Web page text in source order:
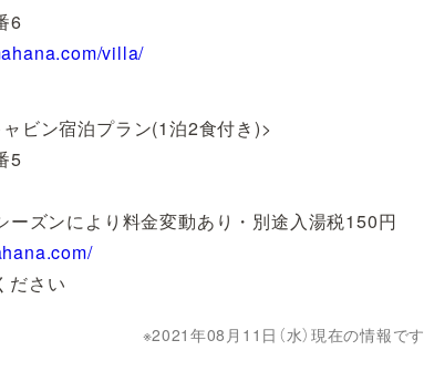
6
villa/
ビン宿泊プラン(1泊2食付き)>
5
ズンにより料金変動あり・別途入湯税150円
ださい
2021年08月11日（水）現在の情報です